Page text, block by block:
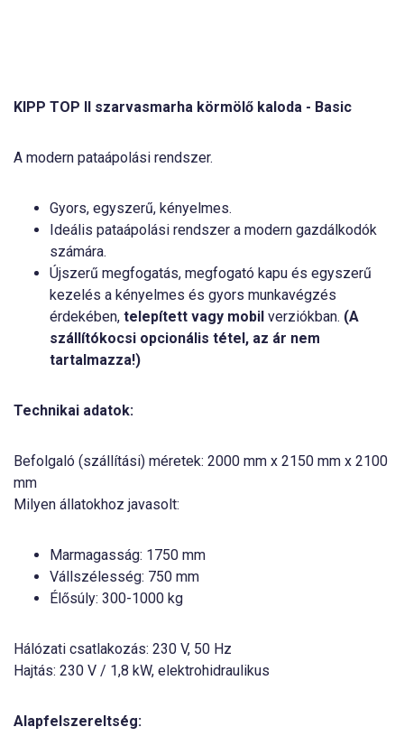
KIPP TOP II szarvasmarha körmölő kaloda - Basic
A modern pataápolási rendszer.
Gyors, egyszerű, kényelmes.
Ideális pataápolási rendszer a modern gazdálkodók
számára.
Újszerű megfogatás, megfogató kapu és egyszerű
kezelés a kényelmes és gyors munkavégzés
érdekében, telepített vagy mobil verziókban. (A
szállítókocsi opcionális tétel, az ár nem
tartalmazza!)
Technikai adatok:
Befolgaló (szállítási) méretek: 2000 mm x 2150 mm x 2100
mm
Milyen állatokhoz javasolt:
Marmagasság: 1750 mm
Vállszélesség: 750 mm
Élősúly: 300-1000 kg
Hálózati csatlakozás: 230 V, 50 Hz
Hajtás: 230 V / 1,8 kW, elektrohidraulikus
Alapfelszereltség: